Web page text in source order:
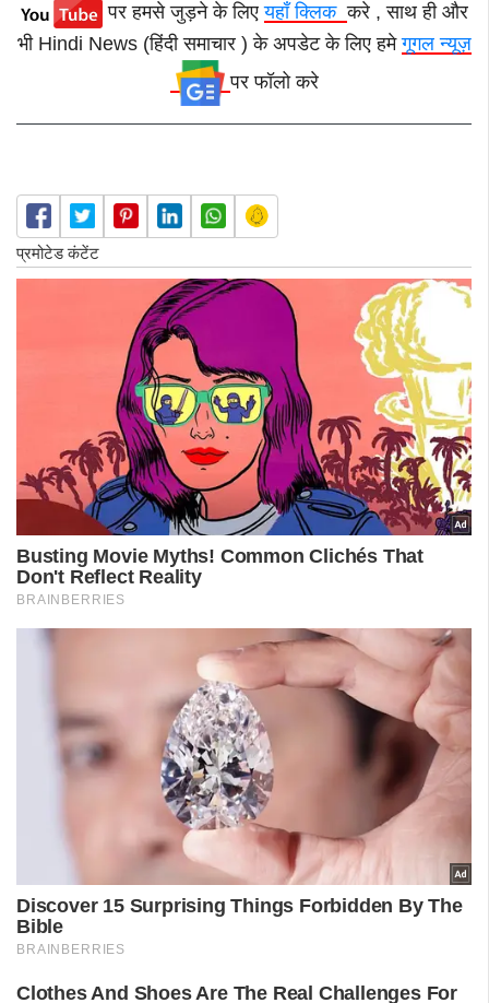
पर हमसे जुड़ने के लिएयहाँ क्लिककरे , साथ ही और
भी Hindi News (हिंदी समाचार ) के अपडेट के लिए हमेगूगल न्यूज़
पर फॉलो करे